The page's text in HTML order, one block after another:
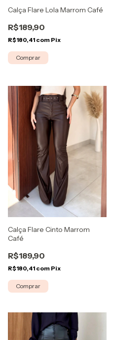
Calça Flare Lola Marrom Café
R$189,90
R$180,41 com Pix
Comprar
Calça Flare Cinto Marrom
Café
R$189,90
R$180,41 com Pix
Comprar